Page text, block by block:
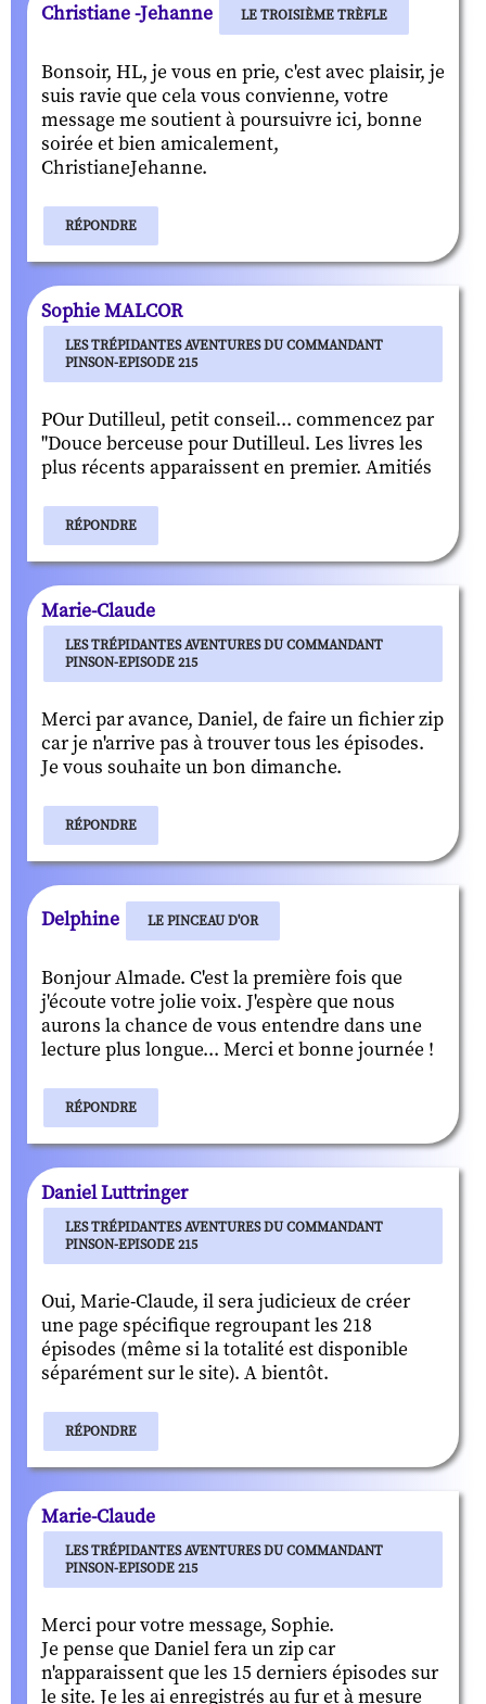
Christiane -Jehanne LE TROISIÈME TRÈFLE
Bonsoir, HL, je vous en prie, c'est avec plaisir, je
suis ravie que cela vous convienne, votre
message me soutient à poursuivre ici, bonne
soirée et bien amicalement,
ChristianeJehanne.
RÉPONDRE
Sophie MALCOR
LES TRÉPIDANTES AVENTURES DU COMMANDANT
PINSON-EPISODE 215
POur Dutilleul, petit conseil... commencez par
"Douce berceuse pour Dutilleul. Les livres les
plus récents apparaissent en premier. Amitiés
RÉPONDRE
Marie-Claude
LES TRÉPIDANTES AVENTURES DU COMMANDANT
PINSON-EPISODE 215
Merci par avance, Daniel, de faire un fichier zip
car je n'arrive pas à trouver tous les épisodes.
Je vous souhaite un bon dimanche.
RÉPONDRE
Delphine LE PINCEAU D'OR
Bonjour Almade. C'est la première fois que
j'écoute votre jolie voix. J'espère que nous
aurons la chance de vous entendre dans une
lecture plus longue... Merci et bonne journée !
RÉPONDRE
Daniel Luttringer
LES TRÉPIDANTES AVENTURES DU COMMANDANT
PINSON-EPISODE 215
Oui, Marie-Claude, il sera judicieux de créer
une page spécifique regroupant les 218
épisodes (même si la totalité est disponible
séparément sur le site). A bientôt.
RÉPONDRE
Marie-Claude
LES TRÉPIDANTES AVENTURES DU COMMANDANT
PINSON-EPISODE 215
Merci pour votre message, Sophie.
Je pense que Daniel fera un zip car
n'apparaissent que les 15 derniers épisodes sur
le site. Je les ai enregistrés au fur et à mesure